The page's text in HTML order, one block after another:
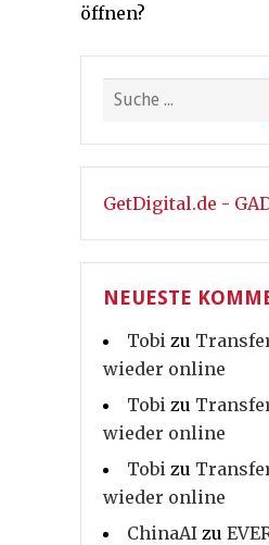
öffnen?
GetDigital.de -
NEUESTE
Tobi zu
wieder online
Tobi zu
wieder online
Tobi zu
wieder online
ChinaAI zu